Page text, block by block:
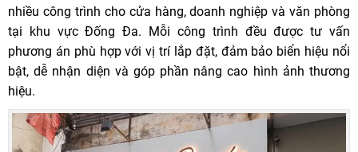
nhiều công trình cho cửa hàng, doanh nghiệp và văn phòng
tại khu vực Đống Đa. Mỗi công trình đều được tư vấn
phương án phù hợp với vị trí lắp đặt, đảm bảo biển hiệu nổi
bật, dễ nhận diện và góp phần nâng cao hình ảnh thương
hiệu.